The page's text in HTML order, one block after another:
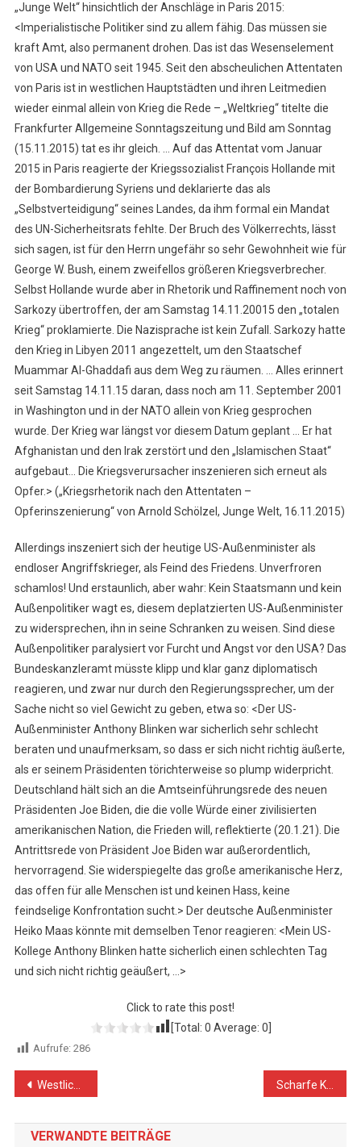
„Junge Welt“ hinsichtlich der Anschläge in Paris 2015:
<Imperialistische Politiker sind zu allem fähig. Das müssen sie
kraft Amt, also permanent drohen. Das ist das Wesenselement
von USA und NATO seit 1945. Seit den abscheulichen Attentaten
von Paris ist in westlichen Hauptstädten und ihren Leitmedien
wieder einmal allein von Krieg die Rede – „Weltkrieg“ titelte die
Frankfurter Allgemeine Sonntagszeitung und Bild am Sonntag
(15.11.2015) tat es ihr gleich. … Auf das Attentat vom Januar
2015 in Paris reagierte der Kriegssozialist François Hollande mit
der Bombardierung Syriens und deklarierte das als
„Selbstverteidigung“ seines Landes, da ihm formal ein Mandat
des UN-Sicherheitsrats fehlte. Der Bruch des Völkerrechts, lässt
sich sagen, ist für den Herrn ungefähr so sehr Gewohnheit wie für
George W. Bush, einem zweifellos größeren Kriegsverbrecher.
Selbst Hollande wurde aber in Rhetorik und Raffinement noch von
Sarkozy übertroffen, der am Samstag 14.11.20015 den „totalen
Krieg“ proklamierte. Die Nazisprache ist kein Zufall. Sarkozy hatte
den Krieg in Libyen 2011 angezettelt, um den Staatschef
Muammar Al-Ghaddafi aus dem Weg zu räumen. … Alles erinnert
seit Samstag 14.11.15 daran, dass noch am 11. September 2001
in Washington und in der NATO allein von Krieg gesprochen
wurde. Der Krieg war längst vor diesem Datum geplant … Er hat
Afghanistan und den Irak zerstört und den „Islamischen Staat“
aufgebaut… Die Kriegsverursacher inszenieren sich erneut als
Opfer.> („Kriegsrhetorik nach den Attentaten –
Opferinszenierung“ von Arnold Schölzel, Junge Welt, 16.11.2015)
Allerdings inszeniert sich der heutige US-Außenminister als
endloser Angriffskrieger, als Feind des Friedens. Unverfroren
schamlos! Und erstaunlich, aber wahr: Kein Staatsmann und kein
Außenpolitiker wagt es, diesem deplatzierten US-Außenminister
zu widersprechen, ihn in seine Schranken zu weisen. Sind diese
Außenpolitiker paralysiert vor Furcht und Angst vor den USA? Das
Bundeskanzleramt müsste klipp und klar ganz diplomatisch
reagieren, und zwar nur durch den Regierungssprecher, um der
Sache nicht so viel Gewicht zu geben, etwa so: <Der US-
Außenminister Anthony Blinken war sicherlich sehr schlecht
beraten und unaufmerksam, so dass er sich nicht richtig äußerte,
als er seinem Präsidenten törichterweise so plump widerpricht.
Deutschland hält sich an die Amtseinführungsrede des neuen
Präsidenten Joe Biden, die die volle Würde einer zivilisierten
amerikanischen Nation, die Frieden will, reflektierte (20.1.21). Die
Antrittsrede von Präsident Joe Biden war außerordentlich,
hervorragend. Sie widerspiegelte das große amerikanische Herz,
das offen für alle Menschen ist und keinen Hass, keine
feindselige Konfrontation sucht.> Der deutsche Außenminister
Heiko Maas könnte mit demselben Tenor reagieren: <Mein US-
Kollege Anthony Blinken hatte sicherlich einen schlechten Tag
und sich nicht richtig geäußert, …>
Click to rate this post!
[Total: 0 Average: 0
Aufrufe: 286
Beitragsnavigation
Westliche aggressive Verschwörung gegen Syrien entlarvt und gescheitert Scharfe Kritik an Botschaftseröffnungen von Kosovo und Tschechien im besetzten Jerusalem
VERWANDTE BEITRÄGE